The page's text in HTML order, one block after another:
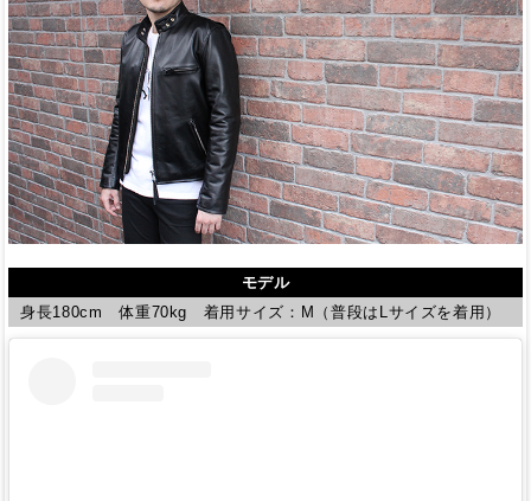
モデル
身長180cm 体重70kg 着用サイズ：M（普段はLサイズを着用）